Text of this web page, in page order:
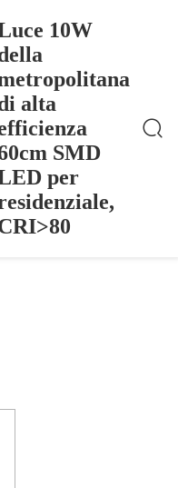
10W
alta
SMD
per
Di Alta Efficienza 60c
di alta
per